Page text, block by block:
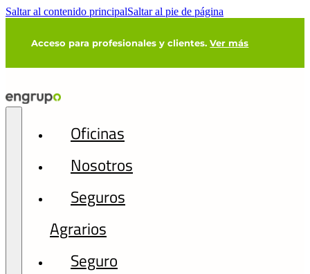
Saltar al contenido principalSaltar al pie de página
Acceso para profesionales y clientes.Ver más
Oficinas
Nosotros
Seguros
Agrarios
Seguro